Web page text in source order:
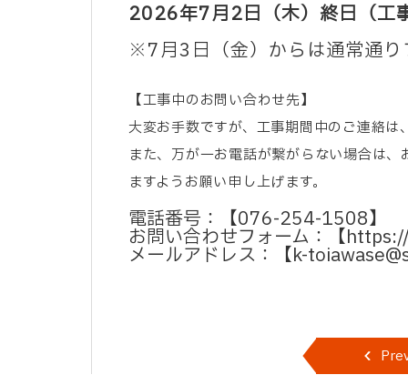
2026年7月2日（木）終日（工
※7月3日（金）からは通常通り
【工事中のお問い合わせ先】
大変お手数ですが、工事期間中のご連絡
また、万が一お電話が繋がらない場合は
ますようお願い申し上げます。
電話番号：【076-254-1508】
お問い合わせフォーム：【
メールアドレス：【k-